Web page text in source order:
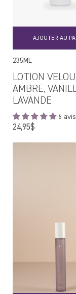
AJOUTER AU
235ML
LOTION
AMBRE,
LAVANDE
6 avis
24,95$Prix